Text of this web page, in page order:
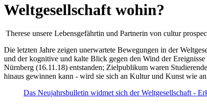
Weltgesellschaft wohin?
Therese unsere Lebensgefährtin und Partnerin von cultur
Die letzten Jahre zeigen unerwartete Bewegungen in der
und der kognitive und kalte Blick gegen den Wind der
Nürnberg (16.11.18) entstanden; Zielpublikum waren
hinaus gewinnen kann - wird sie sich an Kultur und Kunst wie
Das Neujahrsbulletin widmet sich der Weltgesellschaft -